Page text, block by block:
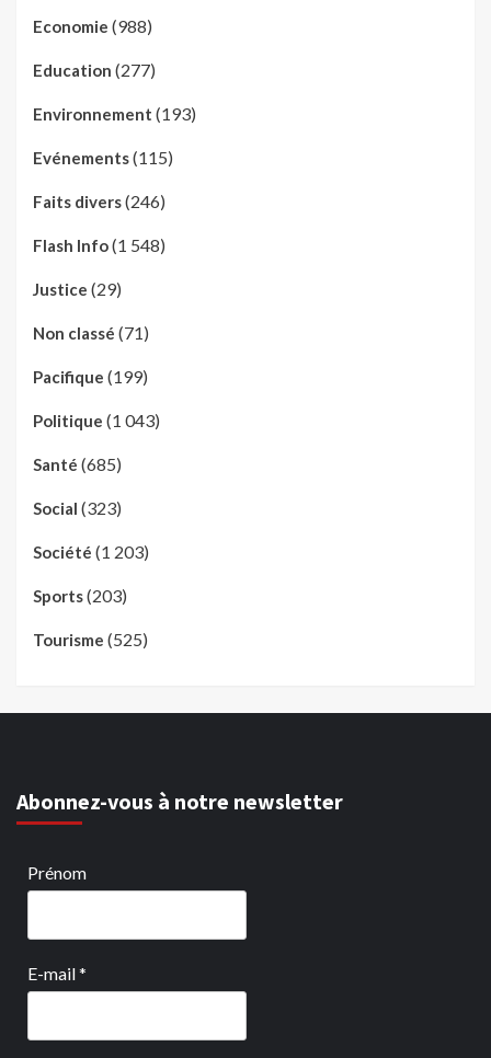
Economie (988)
Education (277)
Environnement (193)
Evénements(115)
Faits divers(246)
Flash Info(1 548)
Justice (29)
Non classé (71)
Pacifique (199)
Politique (1 043)
Santé (685)
Social (323)
Société (1 203)
Sports(203)
Tourisme (525)
Abonnez-vous à notre newsletter
Prénom
E-mail*